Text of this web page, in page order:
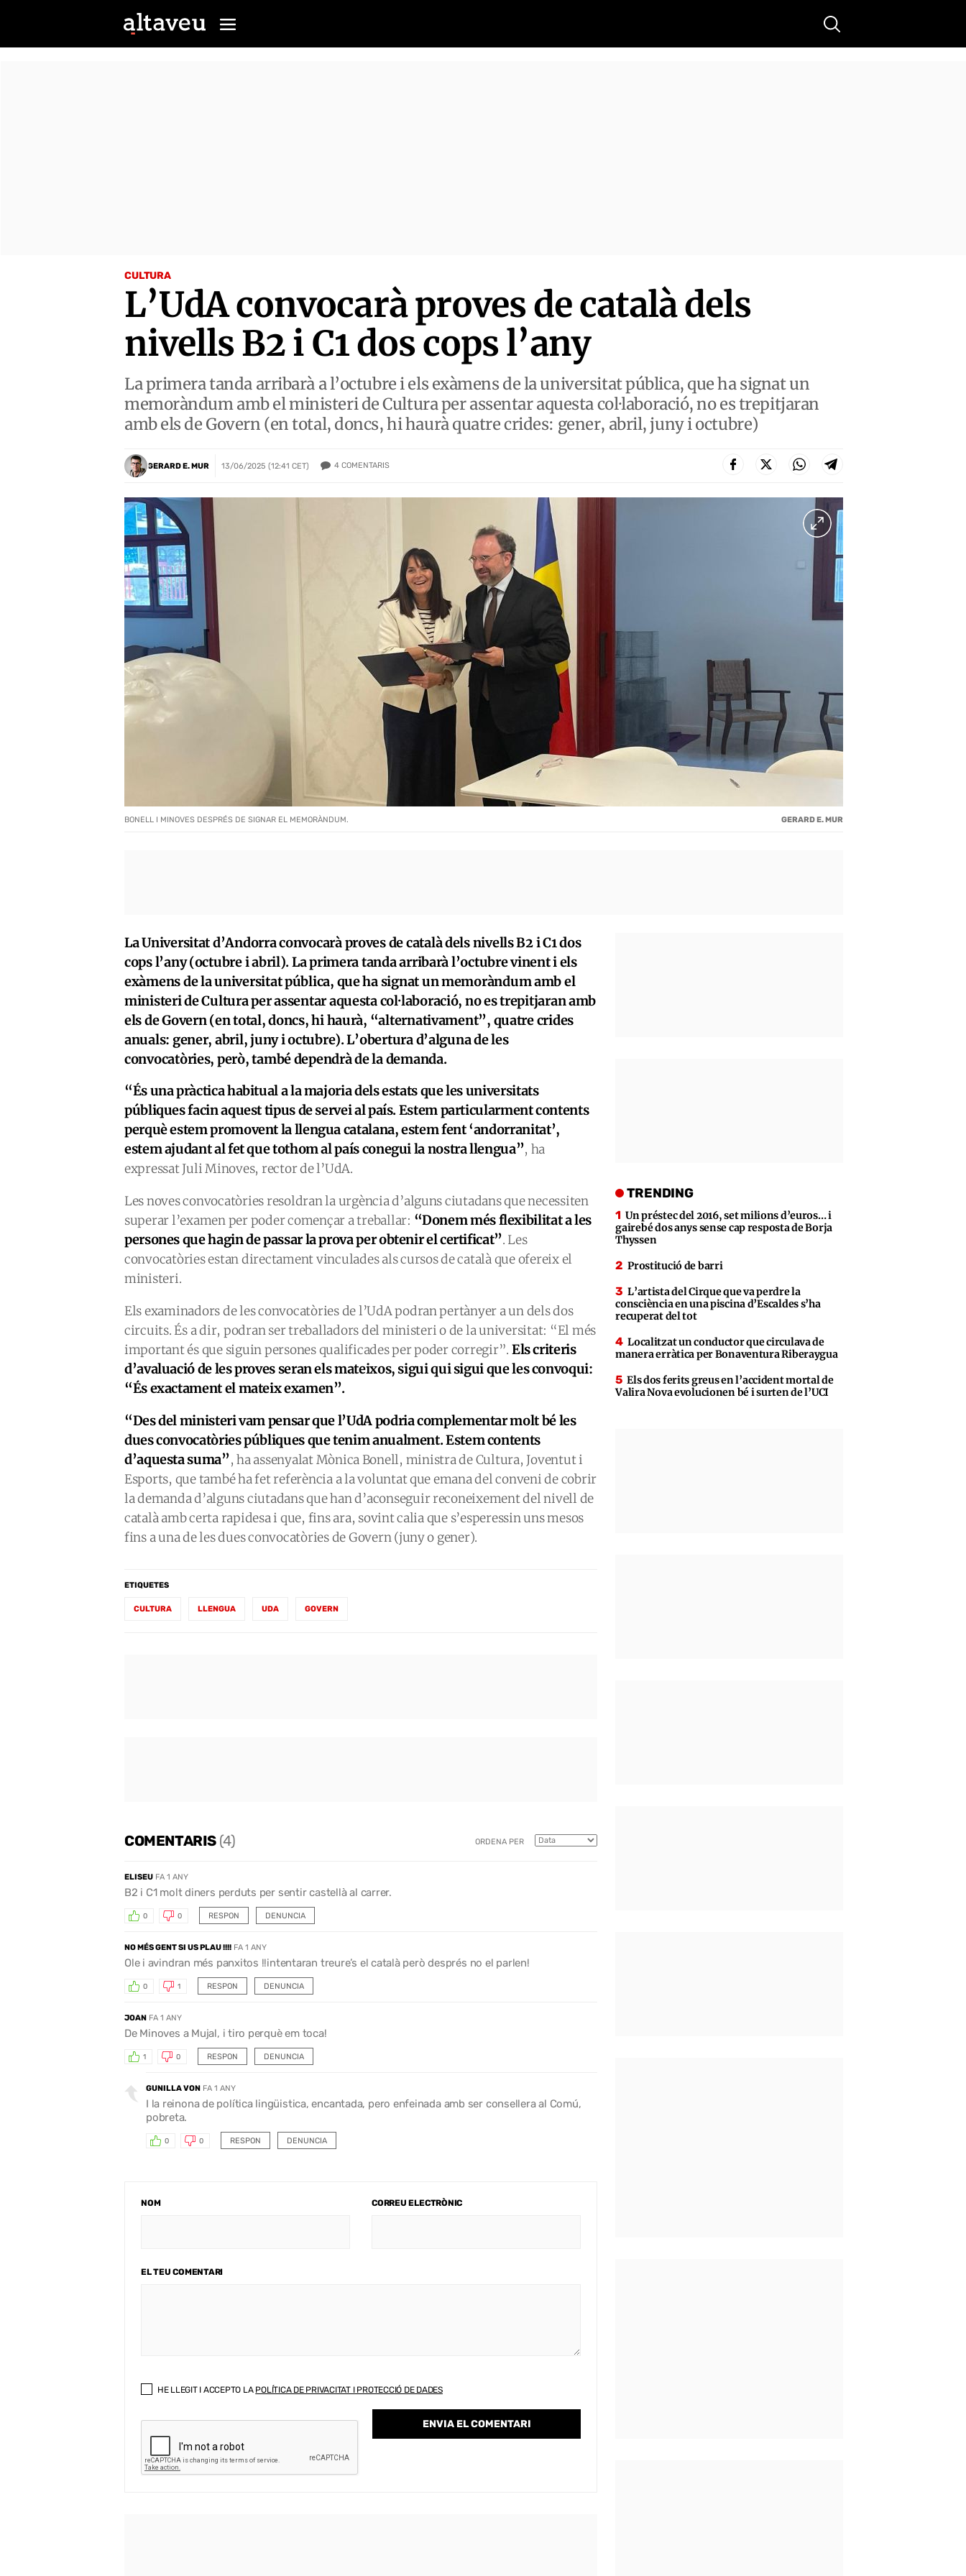
Buscar
CULTURA
L’UdA convocarà proves de català dels
nivells B2 i C1 dos cops l’any
La primera tanda arribarà a l’octubre i els exàmens de la universitat pública, que ha signat un
memoràndum amb el ministeri de Cultura per assentar aquesta col·laboració, no es trepitjaran
amb els de Govern (en total, doncs, hi haurà quatre crides: gener, abril, juny i octubre)
GERARD E. MUR 13/06/2025 (12:41 CET) 4 COMENTARIS
BONELL I MINOVES DESPRÉS DE SIGNAR EL MEMORÀNDUM. GERARD E. MUR
La Universitat d’Andorra convocarà proves de català dels nivells B2 i C1 dos
cops l’any (octubre i abril). La primera tanda arribarà l’octubre vinent i els
exàmens de la universitat pública, que ha signat un memoràndum amb el
ministeri de Cultura per assentar aquesta col·laboració, no es trepitjaran amb
els de Govern (en total, doncs, hi haurà, “alternativament”, quatre crides
anuals: gener, abril, juny i octubre). L’obertura d’alguna de les
convocatòries, però, també dependrà de la demanda.
“És una pràctica habitual a la majoria dels estats que les universitats
públiques facin aquest tipus de servei al país. Estem particularment contents
perquè estem promovent la llengua catalana, estem fent ‘andorranitat’,
estem ajudant al fet que tothom al país conegui la nostra llengua”, ha
expressat Juli Minoves, rector de l’UdA.
Les noves convocatòries resoldran la urgència d’alguns ciutadans que necessiten
superar l’examen per poder començar a treballar: “Donem més flexibilitat a les
persones que hagin de passar la prova per obtenir el certificat”. Les
convocatòries estan directament vinculades als cursos de català que ofereix el
ministeri.
Els examinadors de les convocatòries de l’UdA podran pertànyer a un dels dos
circuits. És a dir, podran ser treballadors del ministeri o de la universitat: “El més
important és que siguin persones qualificades per poder corregir”. Els criteris
d’avaluació de les proves seran els mateixos, sigui qui sigui que les convoqui:
“És exactament el mateix examen”.
“Des del ministeri vam pensar que l’UdA podria complementar molt bé les
dues convocatòries públiques que tenim anualment. Estem contents
d’aquesta suma”, ha assenyalat Mònica Bonell, ministra de Cultura, Joventut i
Esports, que també ha fet referència a la voluntat que emana del conveni de cobrir
la demanda d’alguns ciutadans que han d’aconseguir reconeixement del nivell de
català amb certa rapidesa i que, fins ara, sovint calia que s’esperessin uns mesos
fins a una de les dues convocatòries de Govern (juny o gener).
ETIQUETES
CULTURA LLENGUA UDA GOVERN
COMENTARIS (4) ORDENA PER
ELISEU FA 1 ANY
B2 i C1 molt diners perduts per sentir castellà al carrer.
RESPON
0 0 DENUNCIA
NO MÉS GENT SI US PLAU !!!! FA 1 ANY
Ole i avindran més panxitos !!intentaran treure’s el català però després no el parlen!
RESPON
0 1 DENUNCIA
JOAN FA 1 ANY
De Minoves a Mujal, i tiro perquè em toca!
RESPON
1 0 DENUNCIA
GUNILLA VON FA 1 ANY
I la reinona de política lingüistica, encantada, pero enfeinada amb ser consellera al Comú,
pobreta.
RESPON
0 0 DENUNCIA
NOM CORREU ELECTRÒNIC
EL TEU COMENTARI
HE LLEGIT I ACCEPTO LA POLÍTICA DE PRIVACITAT I PROTECCIÓ DE DADES
TRENDING
Un préstec del 2016, set milions d’euros… i
gairebé dos anys sense cap resposta de Borja
Thyssen
Prostitució de barri
L’artista del Cirque que va perdre la
consciència en una piscina d’Escaldes s’ha
recuperat del tot
Localitzat un conductor que circulava de
manera erràtica per Bonaventura Riberaygua
Els dos ferits greus en l’accident mortal de
Valira Nova evolucionen bé i surten de l’UCI